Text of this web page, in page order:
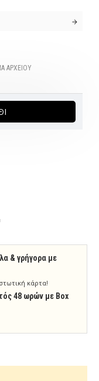
ΑΡΧΕΊΟΥ
& γρήγορα με
κάρτα!
48 ωρών με Box